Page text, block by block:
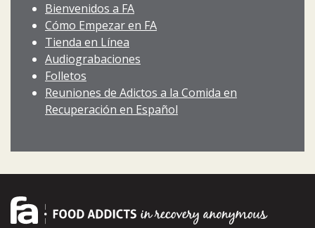
Bienvenidos a FA
Cómo Empezar en FA
Tienda en Línea
Audiograbaciones
Folletos
Reuniones de Adictos a la Comida en
Recuperación en Español